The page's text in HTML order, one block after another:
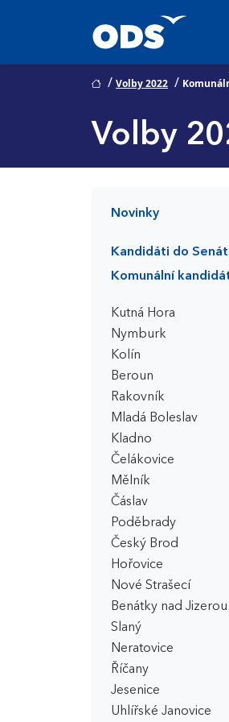
/ Volby 2022 /
Volby
Novinky
Kandidáti do
Komunální
Kutná Hora
Nymburk
Kolín
Beroun
Rakovník
Mladá Boleslav
Kladno
Čelákovice
Mělník
Čáslav
Poděbrady
Český Brod
Hořovice
Nové Strašecí
Benátky nad Jizerou
Slaný
Neratovice
Říčany
Jesenice
Uhlířské Janovice